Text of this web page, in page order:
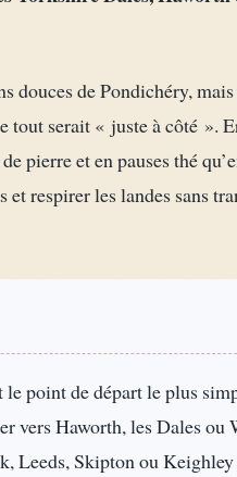
douces de Pondichéry, mais
tout serait « juste à côté ».
pierre et en pauses thé
respirer les landes sans
point de départ le plus
vers Haworth, les Dales ou
Leeds, Skipton ou